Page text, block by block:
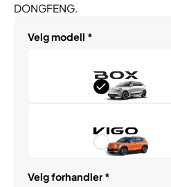
DONGFENG.
Velg modell *
Velg forhandler *